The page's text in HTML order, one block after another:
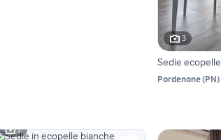
3
Sedie ecopelle
Pordenone(PN)
2